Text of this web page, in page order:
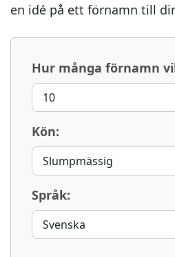
en idé på ett förnamn till
Hur många förnamn
Kön:
Språk: